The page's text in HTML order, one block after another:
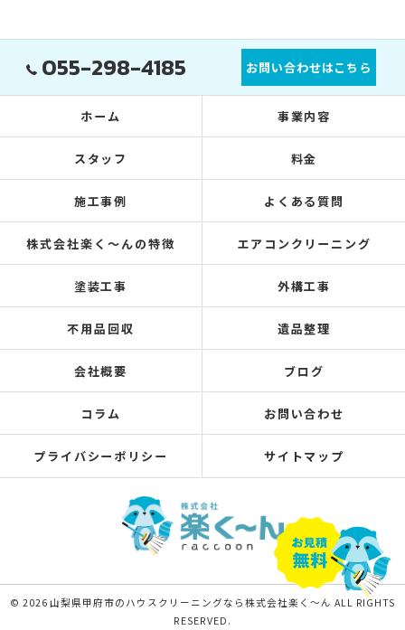
055-298-4185 お問い合わせはこちら
ホーム 事業内容
スタッフ 料金
施工事例 よくある質問
株式会社楽く～んの特徴 エアコンクリーニング
塗装工事 外構工事
不用品回収 遺品整理
会社概要 ブログ
コラム お問い合わせ
プライバシーポリシー サイトマップ
© 2026 山梨県甲府市のハウスクリーニングなら株式会社楽く～ん ALL RIGHTS
RESERVED.